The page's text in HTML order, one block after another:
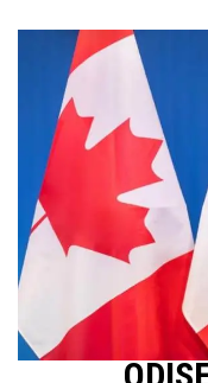
contenido